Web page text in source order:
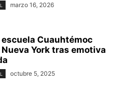
marzo 16, 2026
escuela Cuauhtémoc
York tras emotiva
octubre 5, 2025